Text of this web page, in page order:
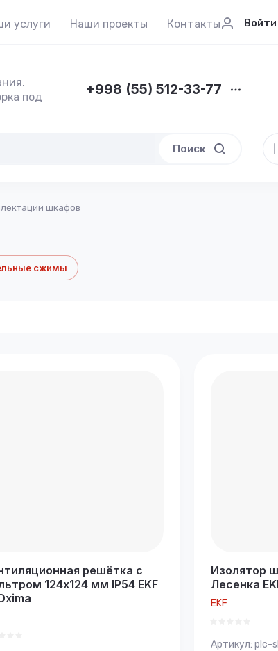
услуги Наши проекты Контакты Войти
под
+998 (55) 512-33-77
Поиск
шкафов
сжимы
решётка с
124x124 мм IP54 EKF
Изолятор
Лесенка
EKF
Артикул: plc-